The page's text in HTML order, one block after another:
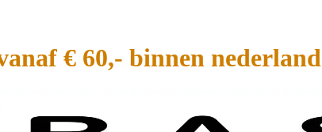
€ 60,- binnen nederland